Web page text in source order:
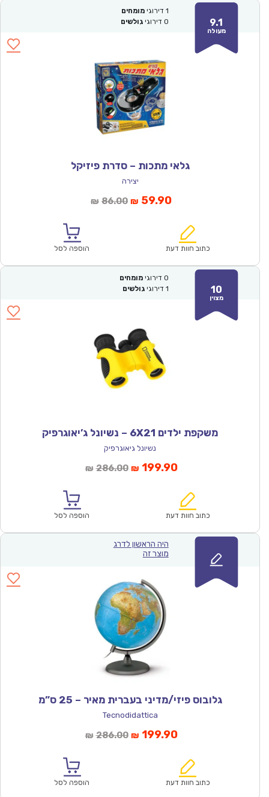
9.1
מעולה
1 דירוגי מומחים
0 דירוגי גולשים
גלאי מתכות – סדרת פיזיקל
יצירה
₪ 86.00המחיר
₪86.00.
₪ 59.90המחיר
הוא:
כתוב חוות דעת הוספה לסל
10
מצוין
0 דירוגי מומחים
1 דירוגי גולשים
משקפת ילדים 6X21 – נשיונל ג’יאוגרפיק
נשיונל גיאוגרפיק
₪ 286.00המחיר
₪286.00.
₪ 199.90המחיר
הוא:
כתוב חוות דעת הוספה לסל
היה הראשון לדרג
מוצר זה
גלובוס פיזי/מדיני בעברית מאיר – 25 ס”מ
Tecnodidattica
₪ 286.00המחיר
₪286.00.
₪ 199.90המחיר
הוא:
כתוב חוות דעת הוספה לסל